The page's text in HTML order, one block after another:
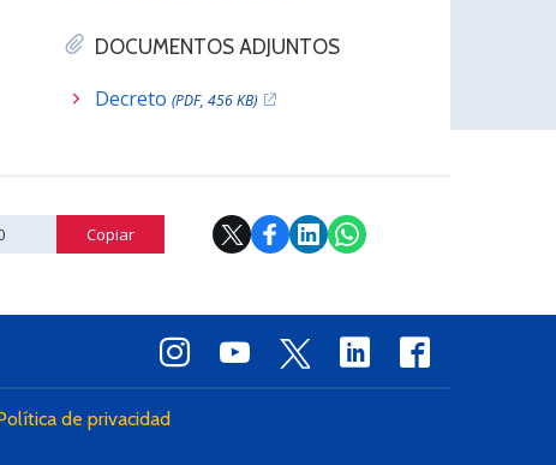
DOCUMENTOS ADJUNTOS
Decreto (PDF, 456 KB)
Copiar
de privacidad